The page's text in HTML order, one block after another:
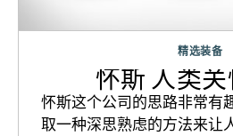
精选装备
怀斯 人类
怀斯这个公司的思路非常有
取一种深思熟虑的方法来让